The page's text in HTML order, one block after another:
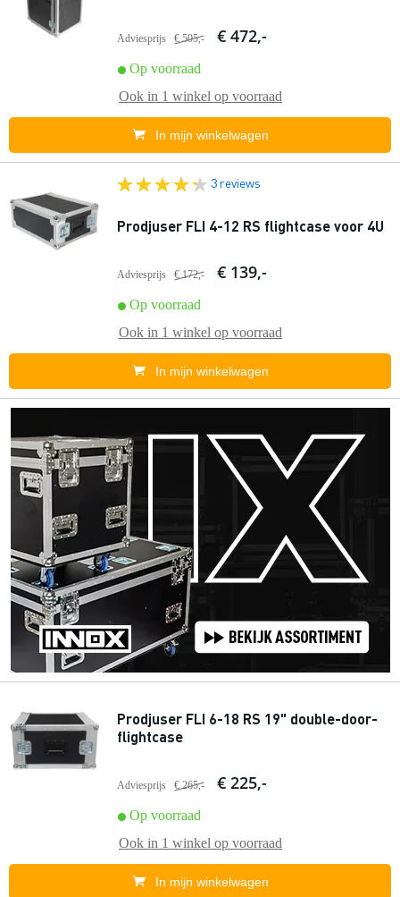
Adviesprijs € 505,- € 472,-
Op voorraad
Ook in 1 winkel op voorraad
In mijn winkelwagen
3 reviews
Prodjuser FLI 4-12 RS flightcase voor 4U
Adviesprijs € 172,- € 139,-
Op voorraad
Ook in 1 winkel op voorraad
In mijn winkelwagen
Prodjuser FLI 6-18 RS 19" double-door-
flightcase
Adviesprijs € 265,- € 225,-
Op voorraad
Ook in 1 winkel op voorraad
In mijn winkelwagen